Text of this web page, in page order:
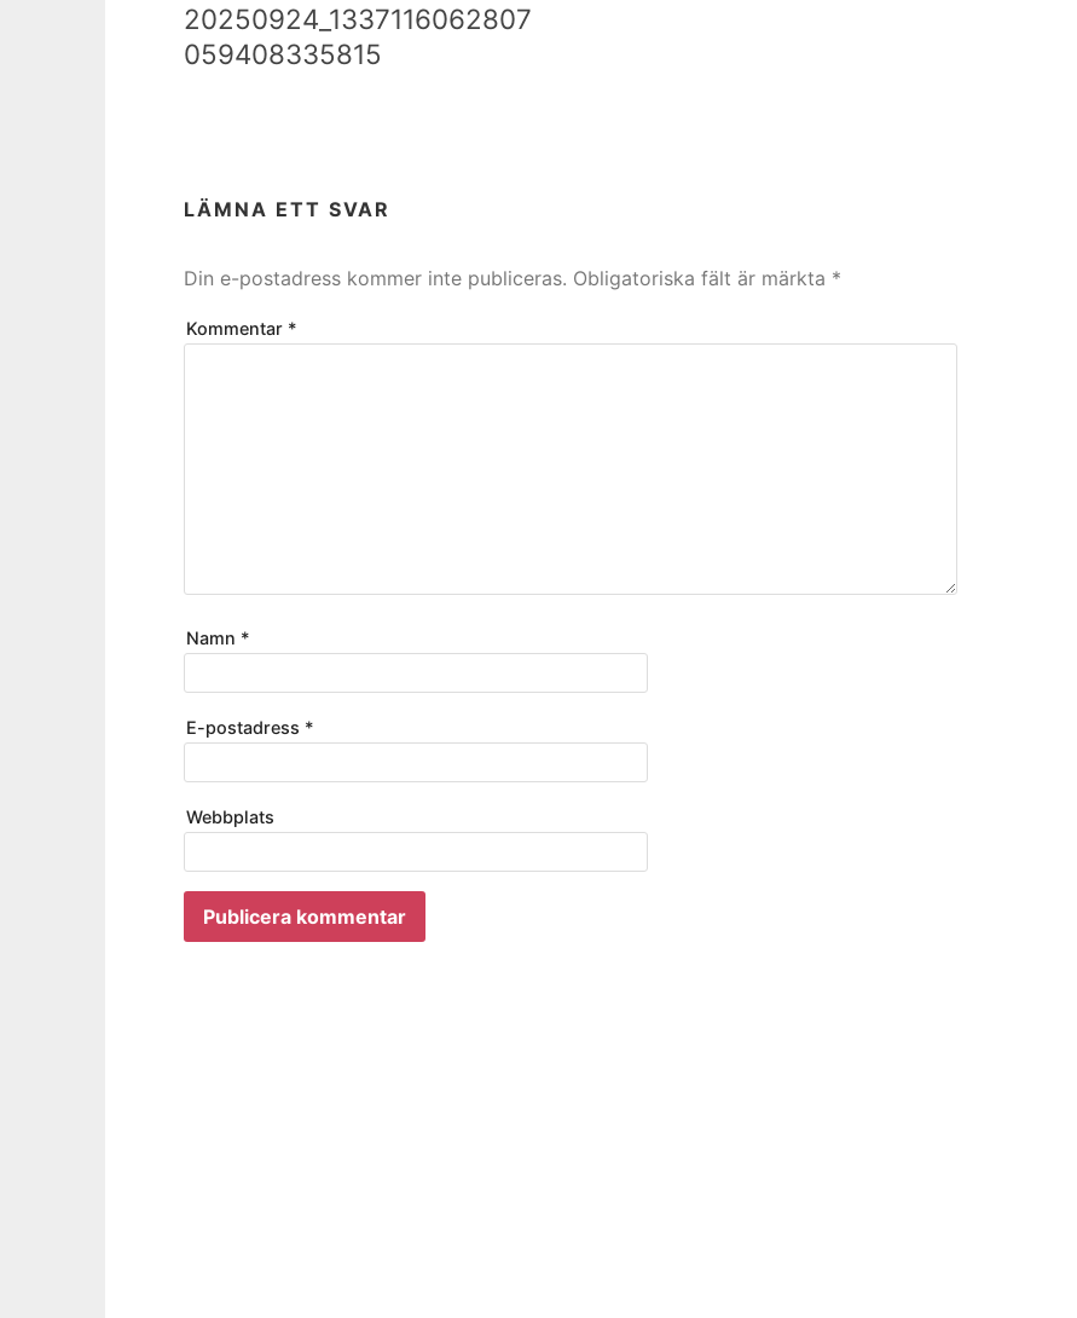
20250924_1337116062807
059408335815
LÄMNA ETT SVAR
Din e-postadress kommer inte publiceras. Obligatoriska fält är märkta *
Kommentar *
Namn *
E-postadress *
Webbplats